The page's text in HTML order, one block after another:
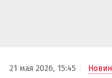
21 мая 2026, 15:45